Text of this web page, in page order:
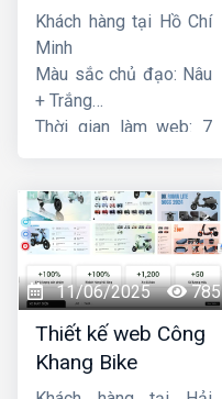
tải Song Bằng
Khách hàng tại Hồ Chí
Minh
Màu sắc chủ đạo: Nâu
+ Trắng
Thời gian làm web: 7
11/06/2025 785
Thiết kế web Công
Khang Bike